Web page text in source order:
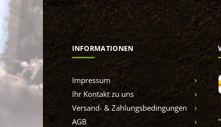
INFORMATIONEN
Impressum
Ihr Kontakt zu uns
Versand- & Zahlungsbedingungen
AGB